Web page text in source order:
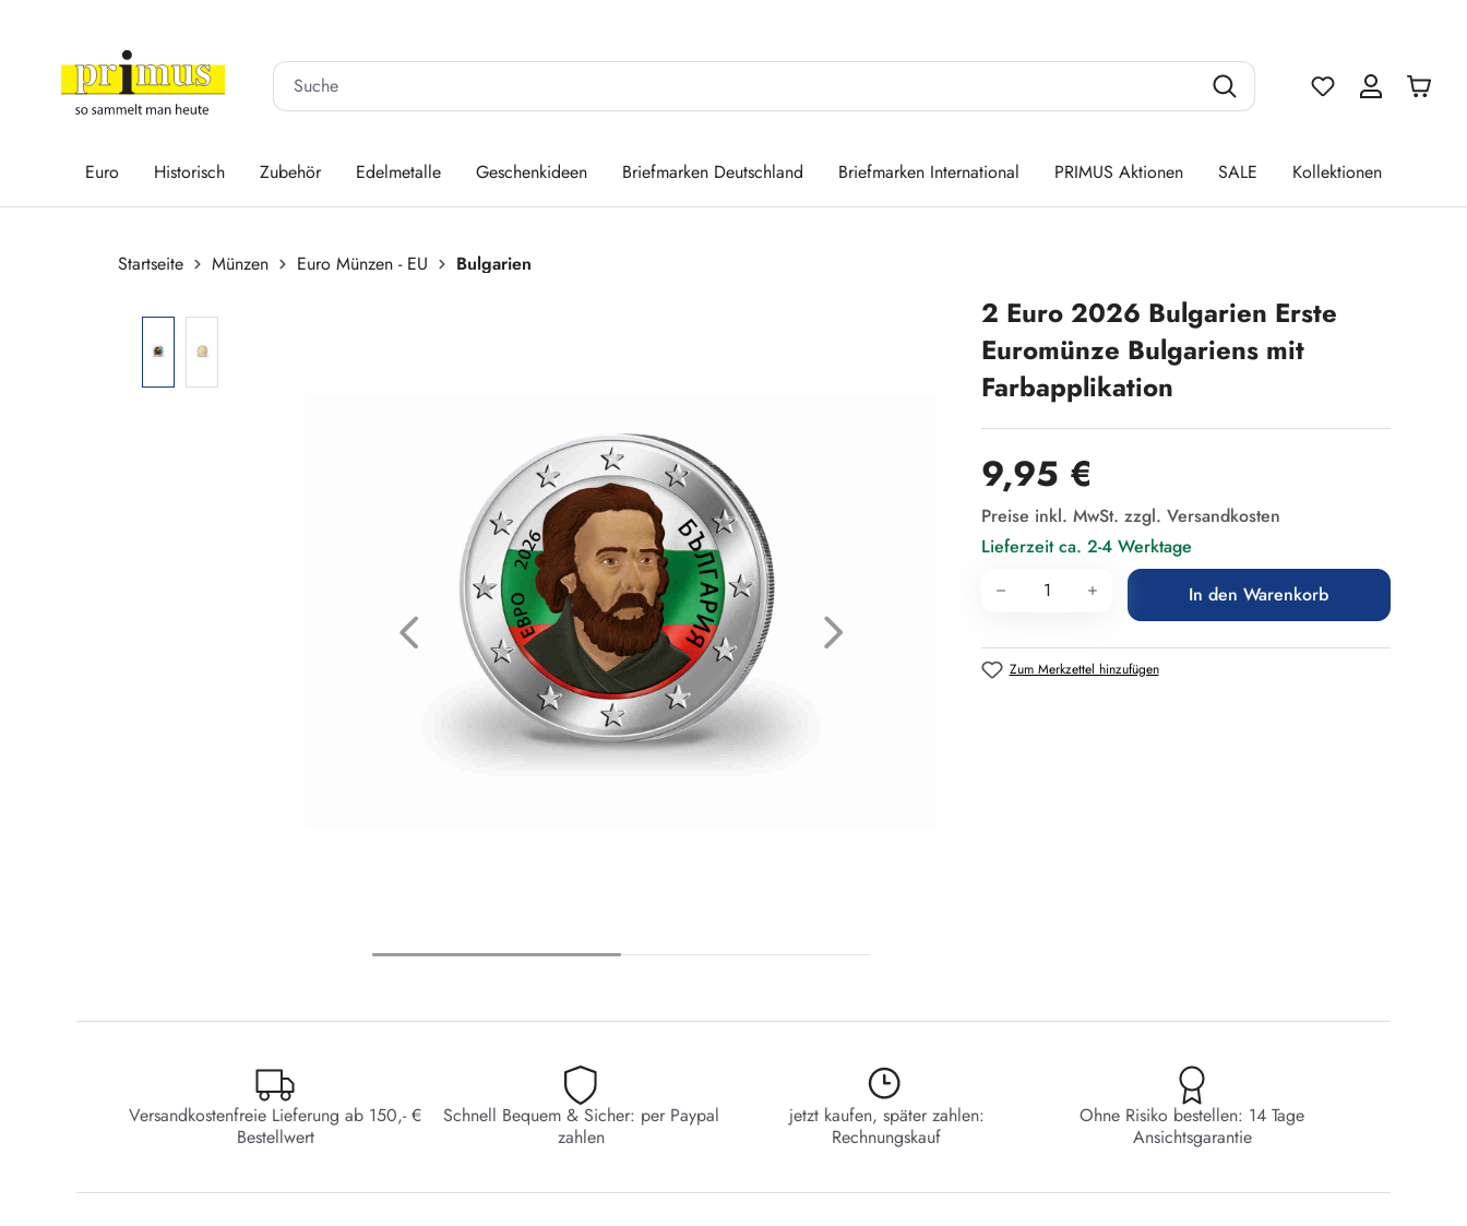
Du hast 0
Euro Historisch Zubehör Edelmetalle Geschenkideen Briefmarken Deutschland Briefmarken International PRIMUS Aktionen SALE Kollektionen
Startseite Münzen Euro Münzen - EU
Bulgarien
2 Euro 2026 Bulgarien Erste
Euromünze Bulgariens mit
Farbapplikation
Regulärer Preis:
9,95 €
Preise inkl. MwSt. zzgl. Versandkosten
Lieferzeit ca. 2-4 Werktage
Produkt Anzahl: Gib den gewünschten
In den Warenkorb
Zum Merkzettel hinzufügen
Versandkostenfreie Lieferung ab 150,- €
Bestellwert
Schnell Bequem & Sicher: per Paypal
zahlen
jetzt kaufen, später zahlen:
Rechnungskauf
Ohne Risiko bestellen: 14 Tage
Ansichtsgarantie